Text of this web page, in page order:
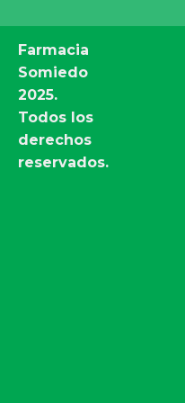
Farmacia
Somiedo
2025.
Todos los
derechos
reservados.